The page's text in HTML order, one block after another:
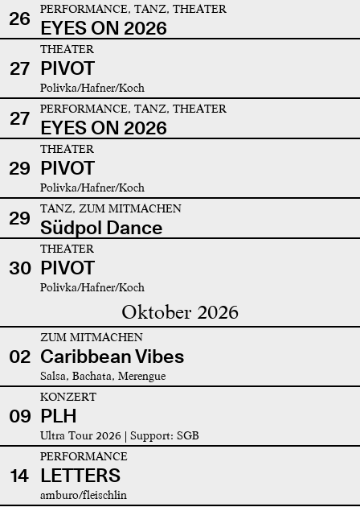
26
PERFORMANCE, TANZ, THEATER
EYES ON 2026
27
THEATER
PIVOT
Polivka/Hafner/Koch
27 PERFORMANCE, TANZ, THEATER
EYES ON 2026
29
THEATER
PIVOT
Polivka/Hafner/Koch
29 TANZ, ZUM MITMACHEN
Südpol Dance
30
THEATER
PIVOT
Polivka/Hafner/Koch
Oktober 2026
02
ZUM MITMACHEN
Caribbean Vibes
Salsa, Bachata, Merengue
09
KONZERT
PLH
Ultra Tour 2026 | Support: SGB
14
PERFORMANCE
LETTERS
amburo/fleischlin